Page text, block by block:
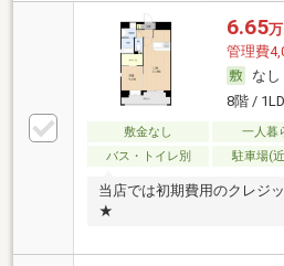
6.65
管理費
なし
8階 /
敷金なし 一人暮
バス・トイレ別
駐車場(
当店では初期費用のクレジ
★